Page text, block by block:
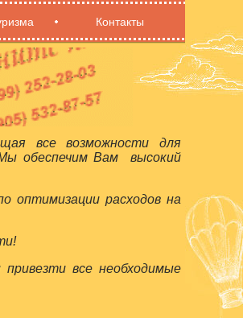
Контакты
все возможности для
обеспечим Вам высокий
оптимизации расходов на
все необходимые